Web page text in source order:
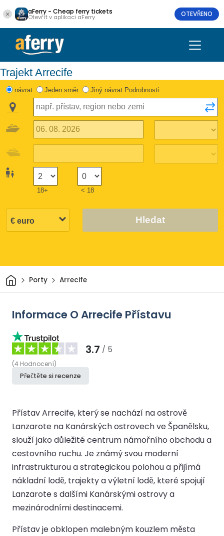
aFerry - Cheap ferry tickets
Otevřít v aplikaci aFerry OTEVŘENO
Trajekt Arrecife
návrat Jeden směr Jiný návrat Podrobnosti
18+ < 18
Hledat
Domov
Porty Arrecife
Informace O Arrecife Přístavu
3.7 / 5
(4 Hodnocení)
Přečtěte si recenze
Přístav Arrecife, který se nachází na ostrově
Lanzarote na Kanárských ostrovech ve Španělsku,
slouží jako důležité centrum námořního obchodu a
cestovního ruchu. Je známý svou moderní
infrastrukturou a strategickou polohou a přijímá
nákladní lodě, trajekty a výletní lodě, které spojují
Lanzarote s dalšími Kanárskými ostrovy a
mezinárodními destinacemi.
Přístav je obklopen malebným kouzlem města